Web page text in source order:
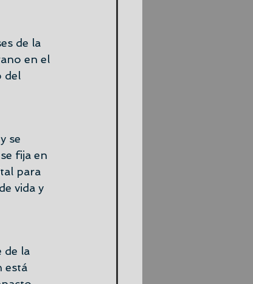
de la
en el
del
se
fija en
para
vida y
de la
está